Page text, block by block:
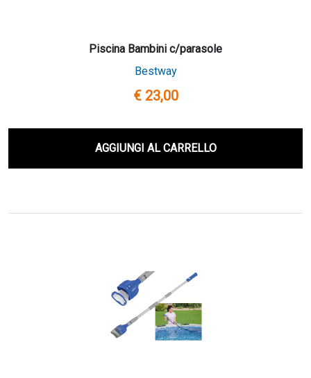
Piscina Bambini c/parasole
Bestway
€ 23,00
AGGIUNGI AL CARRELLO